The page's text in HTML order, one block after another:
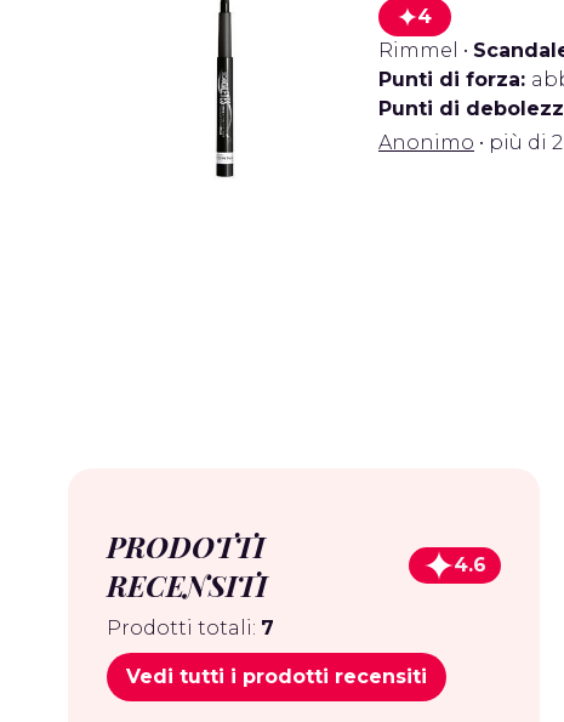
4
Rimmel •
Punti di forza:
Punti di
Anonimo • più di
PRODOTTI
RECENSITI
4.6
Prodotti totali: 7
Vedi tutti i prodotti recensiti